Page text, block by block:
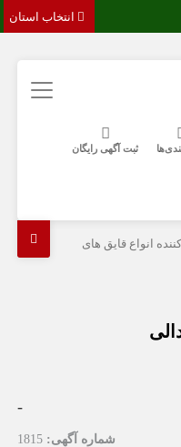
ثبت آگهی رایگان
انواع قایق های
-
شماره آگهی: 1815